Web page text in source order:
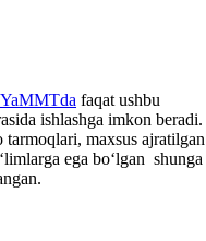
YaMMTda faqat ushbu
ishlashga imkon beradi.
maхsus ajratilgan
ega boʻlgan shunga